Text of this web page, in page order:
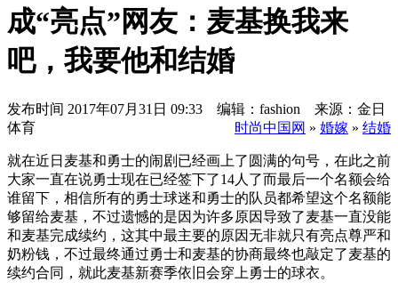
成“亮点”网友：麦基换我来
吧，我要他和结婚
发布时间 2017年07月31日 09:33 编辑：fashion 来源：金日
体育
时尚中国网 » 婚嫁 » 结婚
就在近日麦基和勇士的闹剧已经画上了圆满的句号，在此之前
大家一直在说勇士现在已经签下了14人了而最后一个名额会给
谁留下，相信所有的勇士球迷和勇士的队员都希望这个名额能
够留给麦基，不过遗憾的是因为许多原因导致了麦基一直没能
和麦基完成续约，这其中最主要的原因无非就只有亮点尊严和
奶粉钱，不过最终通过勇士和麦基的协商最终也敲定了麦基的
续约合同，就此麦基新赛季依旧会穿上勇士的球衣。